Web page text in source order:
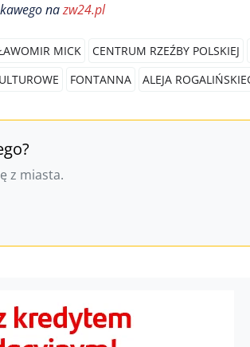
nazw24.pl
MICK
CENTRUM RZEŹBY POLSKIEJ
FONTANNA ALEJA
z miasta.